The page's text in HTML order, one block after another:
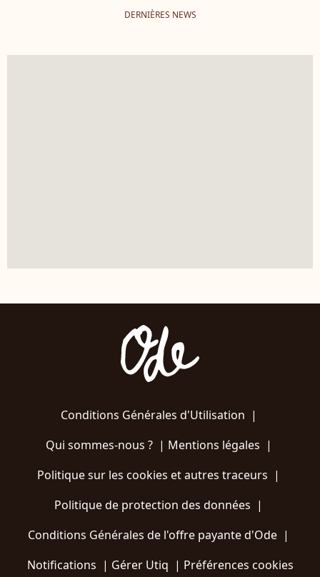
DERNIÈRES NEWS
Conditions Générales d'Utilisation |
Qui sommes-nous ?| Mentions légales |
Politique sur les cookies et autres traceurs |
Politique de protection des données |
Conditions Générales de l'offre payante d'Ode |
Notifications | Gérer Utiq | Préférences cookies